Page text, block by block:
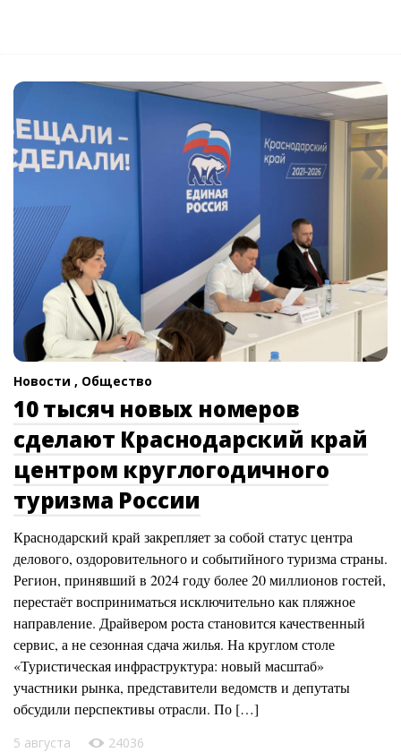
Новости , Общество
10 тысяч новых номеров
сделают Краснодарский край
центром круглогодичного
туризма России
Краснодарский край закрепляет за собой статус центра
делового, оздоровительного и событийного туризма страны.
Регион, принявший в 2024 году более 20 миллионов гостей,
перестаёт восприниматься исключительно как пляжное
направление. Драйвером роста становится качественный
сервис, а не сезонная сдача жилья. На круглом столе
«Туристическая инфраструктура: новый масштаб»
участники рынка, представители ведомств и депутаты
обсудили перспективы отрасли. По […]
5 августа 24036